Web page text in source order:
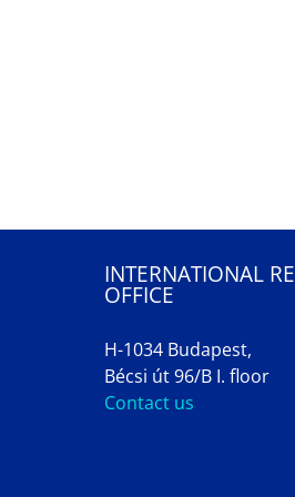
INTERNATIONAL
OFFICE
H-1034 Budapest,
Bécsi út 96/B I. floor
Contact us